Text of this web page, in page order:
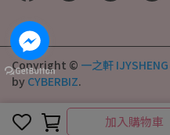
加入購物車
Copyright © 一之軒 IJYSHENG
by CYBERBIZ.